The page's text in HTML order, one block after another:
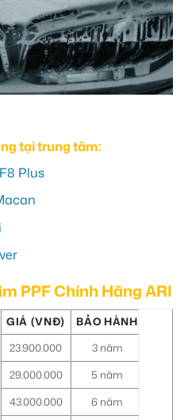
tại trung tâm:
Plus
PPF Chính Hãng ARI
GIÁ (VNĐ)
BẢO HÀNH
23.900.000
3 năm
29.000.000
5 năm
43.000.000
6 năm